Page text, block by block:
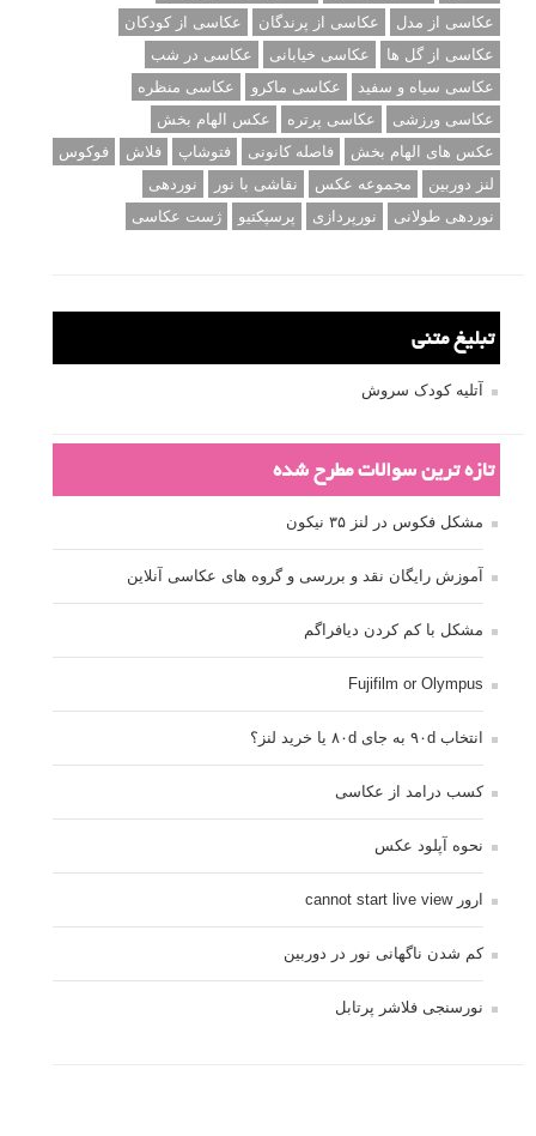
عکاسی از مدل
عکاسی از پرندگان
عکاسی از کودکان
عکاسی از گل ها
عکاسی خیابانی
عکاسی در شب
عکاسی سیاه و سفید
عکاسی ماکرو
عکاسی منظره
عکاسی ورزشی
عکاسی پرتره
عکس الهام بخش
عکس های الهام بخش
فاصله کانونی فتوشاپ فلاش
فوکوس
لنز دوربین
مجموعه عکس نقاشی با نور
نوردهی
نوردهی طولانی
نورپردازی پرسپکتیو ژست عکاسی
تبلیغ متنی
آتلیه کودک سروش
تازه ترین سوالات مطرح شده
مشکل فکوس در لنز ۳۵ نیکون
آموزش رایگان نقد و بررسی و گروه های عکاسی آنلاین
مشکل با کم کردن دیافراگم
Fujifilm or Olympus
انتخاب ۹۰d به جای ۸۰d یا خرید لنز؟
کسب درامد از عکاسی
نحوه آپلود عکس
ارور cannot start live view
کم شدن ناگهانی نور در دوربین
نورسنجی فلاشر پرتابل